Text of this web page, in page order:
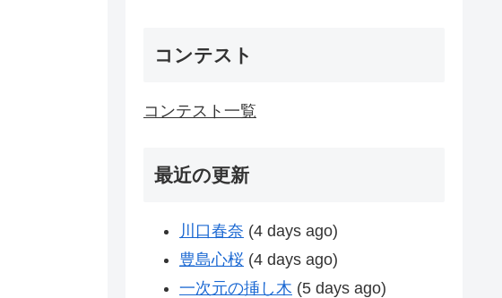
コンテスト
コンテスト一覧
最近の更新
川口春奈 (4 days ago)
豊島心桜 (4 days ago)
一次元の挿し木 (5 days ago)